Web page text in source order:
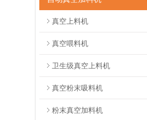
真空上料机
真空喂料机
卫生级真空上料机
真空粉末吸料机
粉末真空加料机